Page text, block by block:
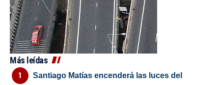
Más leídas
Santiago Matías encenderá las luces del